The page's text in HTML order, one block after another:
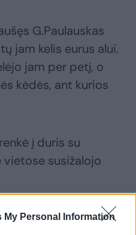
My Personal Information
G.Paulauskas
jam kelis eurus alui.
jam per petį, o
kėdės, ant kurios
į duris su
vietose susižalojo
į miegamąjį ir